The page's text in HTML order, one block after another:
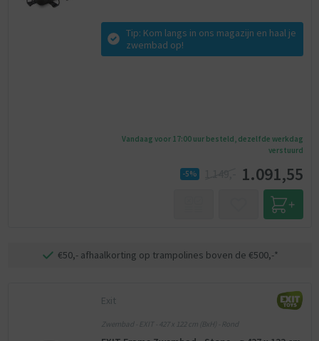
Tip: Kom langs in ons magazijn en haal je
zwembad op!
Vandaag voor 17:00 uur besteld, dezelfde werkdag
verstuurd
-5% 1.091,55
€50,- afhaalkorting op trampolines boven de €500,-*
Exit
Zwembad - EXIT - 427 x 122 cm (BxH) - Rond